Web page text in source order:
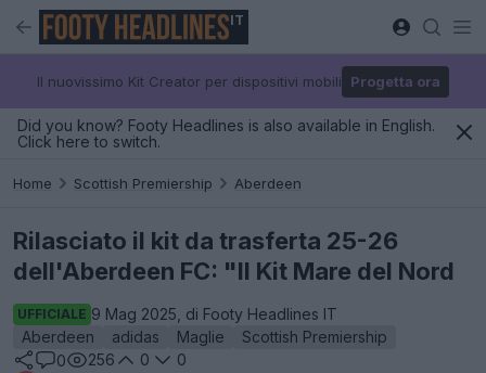
IT
Il nuovissimo Kit Creator per dispositivi mobili Progetta ora
Did you know? Footy Headlines is also available in English.
Click here to switch.
Home Scottish Premiership Aberdeen
Rilasciato il kit da trasferta 25-26
dell'Aberdeen FC: "Il Kit Mare del Nord
UFFICIALE 9 Mag 2025, di Footy Headlines IT
Aberdeen
adidas Maglie
Scottish Premiership
0
256 0
0